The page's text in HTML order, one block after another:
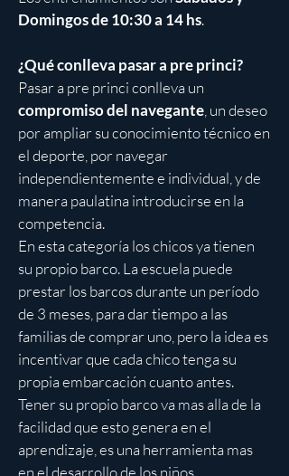
Domingos de 10:30 a 14 hs.
¿Qué conlleva pasar a pre princi?
Pasar a pre princi conlleva un
compromiso del navegante , un deseo
por ampliar su conocimiento técnico en
el deporte, por navegar
independientemente e individual, y de
manera paulatina introducirse en la
competencia.
En esta categoría los chicos ya tienen
su propio barco. La escuela puede
prestar los barcos durante un período
de 3 meses, para dar tiempo a las
familias de comprar uno, pero la idea es
incentivar que cada chico tenga su
propia embarcación cuanto antes.
Tener su propio barco va mas alla de la
facilidad que esto genera en el
aprendizaje, es una herramienta mas
en el desarrollo de los niños,